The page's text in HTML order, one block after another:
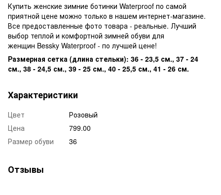
Купить женские зимние ботинки Waterproof по самой
приятной цене можно только в нашем интернет-магазине.
Все предоставленные фото товара - реальные. Лучший
выбор теплой и комфортной зимней обуви для
женщин Bessky Waterproof - по лучшей цене!
Размерная сетка (длина стельки): 36 - 23,5 см., 37 - 24
см., 38 - 24,5 см., 39 - 25 см., 40 - 25,5 см., 41 - 26 см.
Характеристики
Цвет
Розовый
Цена
799.00
Размер обуви
36
Отзывы